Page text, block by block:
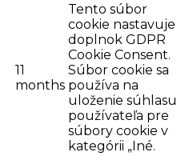
11
months
Tento súbor
cookie nastavuje
doplnok GDPR
Cookie Consent.
Súbor cookie sa
používa na
uloženie súhlasu
používateľa pre
súbory cookie v
kategórii „Iné.